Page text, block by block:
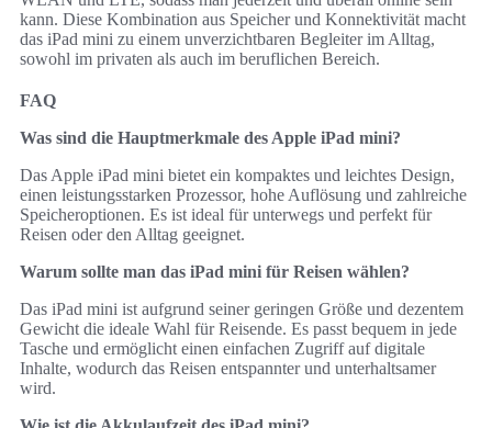
kann. Diese Kombination aus Speicher und Konnektivität macht
das iPad mini zu einem unverzichtbaren Begleiter im Alltag,
sowohl im privaten als auch im beruflichen Bereich.
FAQ
Was sind die Hauptmerkmale des Apple iPad mini?
Das Apple iPad mini bietet ein kompaktes und leichtes Design,
einen leistungsstarken Prozessor, hohe Auflösung und zahlreiche
Speicheroptionen. Es ist ideal für unterwegs und perfekt für
Reisen oder den Alltag geeignet.
Warum sollte man das iPad mini für Reisen wählen?
Das iPad mini ist aufgrund seiner geringen Größe und dezentem
Gewicht die ideale Wahl für Reisende. Es passt bequem in jede
Tasche und ermöglicht einen einfachen Zugriff auf digitale
Inhalte, wodurch das Reisen entspannter und unterhaltsamer
wird.